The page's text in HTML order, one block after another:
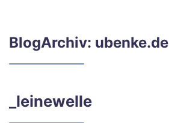
BlogArchiv: ubenke.de
_leinewelle